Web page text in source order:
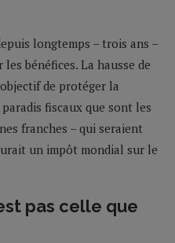
longtemps – trois ans –
bénéfices. La hausse de
de protéger la
fiscaux que sont les
franches – qui seraient
un impôt mondial sur le
pas celle que